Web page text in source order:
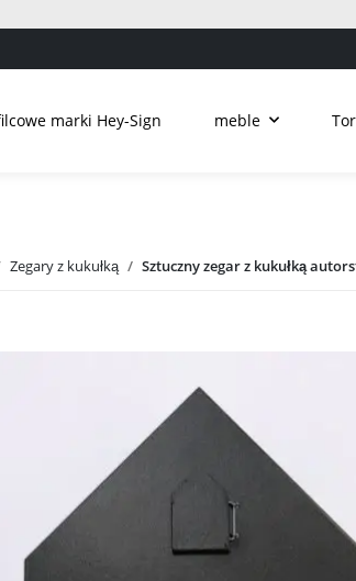
marki Hey-Sign meble
Zegary z kukułką Sztuczny zegar z kukułką